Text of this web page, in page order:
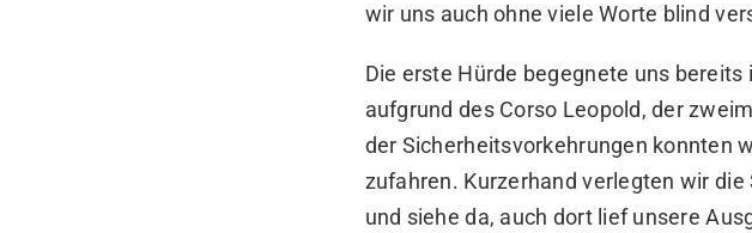
wir uns auch ohne viele Worte blind
Die erste Hürde begegnete uns
aufgrund des Corso Leopold, der
der Sicherheitsvorkehrungen konnten
zufahren. Kurzerhand verlegten wir
und siehe da, auch dort lief unsere